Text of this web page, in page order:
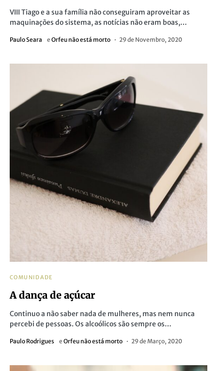
VIII Tiago e a sua família não conseguiram aproveitar as
maquinações do sistema, as notícias não eram boas,…
Paulo Seara e Orfeu não está morto 29 de Novembro, 2020
COMUNIDADE
A dança de açúcar
Continuo a não saber nada de mulheres, mas nem nunca
percebi de pessoas. Os alcoólicos são sempre os…
Paulo Rodrigues e Orfeu não está morto 29 de Março, 2020